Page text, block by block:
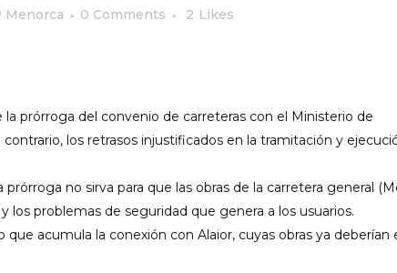
Menorca 0 Comments 2 Likes
la prórroga del convenio de carreteras con el Ministerio de
los retrasos injustificados en la tramitación y
no sirva para que las obras de la carretera general
problemas de seguridad que genera a los usuarios.
acumula la conexión con Alaior, cuyas obras ya deberían